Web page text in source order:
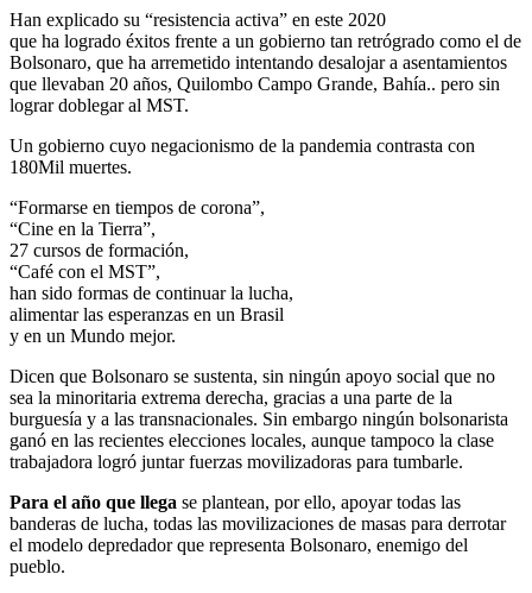
Han explicado su “resistencia activa” en este 2020
que ha logrado éxitos frente a un gobierno tan retrógrado como el de
Bolsonaro, que ha arremetido intentando desalojar a asentamientos
que llevaban 20 años, Quilombo Campo Grande, Bahía.. pero sin
lograr doblegar al MST.
Un gobierno cuyo negacionismo de la pandemia contrasta con
180Mil muertes.
“Formarse en tiempos de corona”,
“Cine en la Tierra”,
27 cursos de formación,
“Café con el MST”,
han sido formas de continuar la lucha,
alimentar las esperanzas en un Brasil
y en un Mundo mejor.
Dicen que Bolsonaro se sustenta, sin ningún apoyo social que no
sea la minoritaria extrema derecha, gracias a una parte de la
burguesía y a las transnacionales. Sin embargo ningún bolsonarista
ganó en las recientes elecciones locales, aunque tampoco la clase
trabajadora logró juntar fuerzas movilizadoras para tumbarle.
Para el año que llega se plantean, por ello, apoyar todas las
banderas de lucha, todas las movilizaciones de masas para derrotar
el modelo depredador que representa Bolsonaro, enemigo del
pueblo.